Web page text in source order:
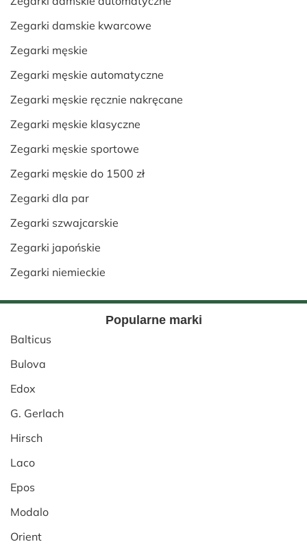
Zegarki damskie kwarcowe
Zegarki męskie
Zegarki męskie automatyczne
Zegarki męskie ręcznie nakręcane
Zegarki męskie klasyczne
Zegarki męskie sportowe
Zegarki męskie do 1500 zł
Zegarki dla par
Zegarki szwajcarskie
Zegarki japońskie
Zegarki niemieckie
Popularne marki
Balticus
Bulova
Edox
G. Gerlach
Hirsch
Laco
Epos
Modalo
Orient